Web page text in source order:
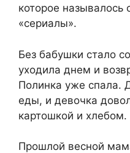
которое
«сериалы».
Без бабушки стало
уходила днем и
Полинка уже спала.
еды, и девочка
картошкой и хлебом.
Прошлой весной